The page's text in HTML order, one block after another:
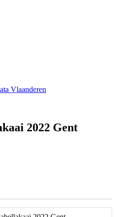
Vlaanderen
2022 Gent